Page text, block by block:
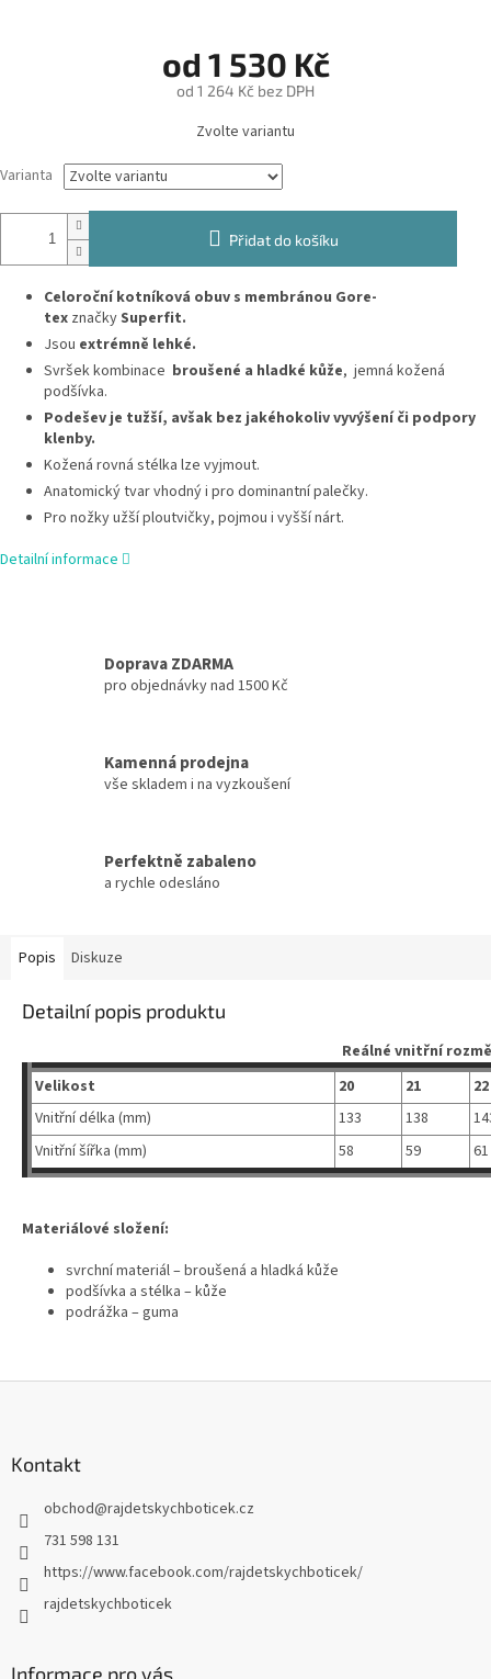
od 1 530 Kč
od 1 264 Kč bez DPH
Měrná
cena:
Zvolte variantu
Varianta
Přidat do košíku
Celoroční kotníková obuv s membránou Gore-
tex značkySuperfit.
Jsou extrémně lehké.
Svršek kombinace broušené a hladké kůže, jemná kožená
podšívka.
Podešev je tužší, avšak bez jakéhokoliv vyvýšení či podpory
klenby.
Kožená rovná stélka lze vyjmout.
Anatomický tvar vhodný i pro dominantní palečky.
Pro nožky užší ploutvičky, pojmou i vyšší nárt.
Detailní informace
Doprava ZDARMA
pro objednávky nad 1500 Kč
Kamenná prodejna
vše skladem i na vyzkoušení
Perfektně zabaleno
a rychle odesláno
Popis Diskuze
Detailní popis produktu
Reálné vnitřní
Velikost
20 21
22
Vnitřní délka (mm)
133 138
Vnitřní šířka (mm)
58 59 61
Materiálové složení:
svrchní materiál – broušená a hladká kůže
podšívka a stélka – kůže
podrážka – guma
Kontakt
obchod@rajdetskychboticek.cz
731 598 131
https://www.facebook.com/rajdetskychboticek/
rajdetskychboticek
Informace pro vás